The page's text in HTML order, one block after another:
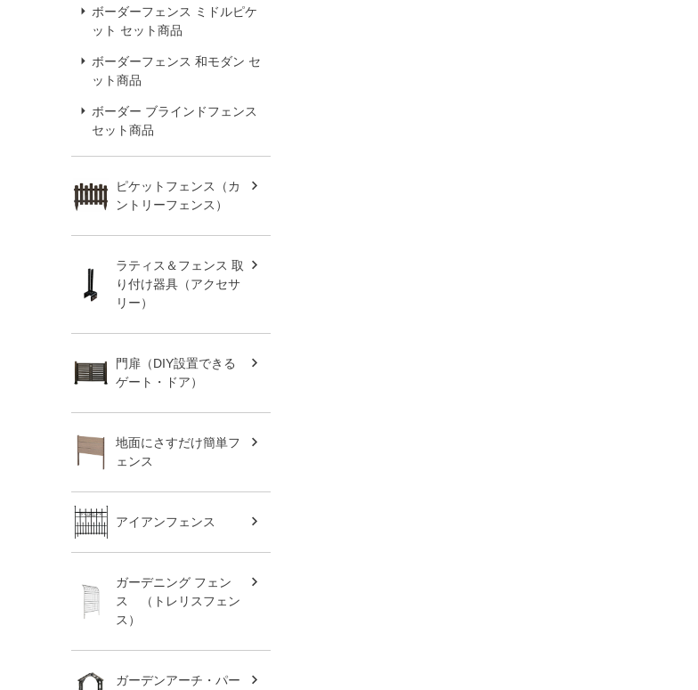
ボーダーフェンス ミドルピケ
ット セット商品
ボーダーフェンス 和モダン セ
ット商品
ボーダー ブラインドフェンス
セット商品
ピケットフェンス（カ
ントリーフェンス）
ラティス＆フェンス 取
り付け器具（アクセサ
リー）
門扉（DIY設置できる
ゲート・ドア）
地面にさすだけ簡単フ
ェンス
アイアンフェンス
ガーデニング フェン
ス （トレリスフェン
ス）
ガーデンアーチ・パー